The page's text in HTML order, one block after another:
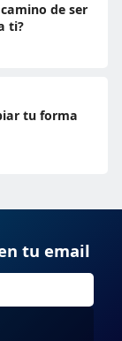
de ser
ti?
tu forma
tu email